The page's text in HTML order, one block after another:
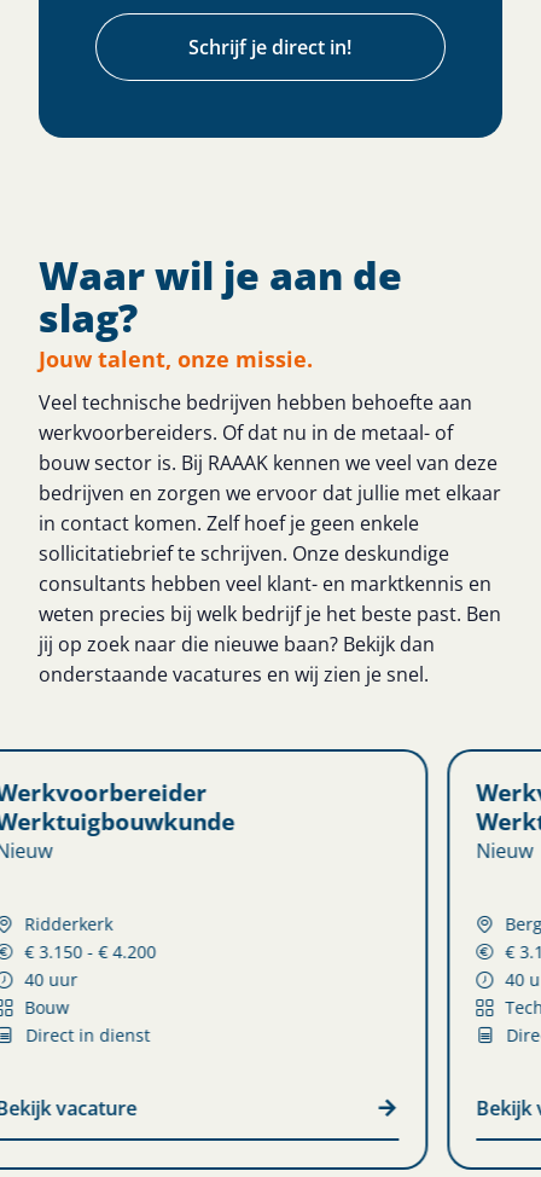
Schrijf je direct in!
Waar wil je aan de
slag?
Jouw talent, onze missie.
Veel technische bedrijven hebben behoefte aan
werkvoorbereiders. Of dat nu in de metaal- of
bouw sector is. Bij RAAAK kennen we veel van deze
bedrijven en zorgen we ervoor dat jullie met elkaar
in contact komen. Zelf hoef je geen enkele
sollicitatiebrief te schrijven. Onze deskundige
consultants hebben veel klant- en marktkennis en
weten precies bij welk bedrijf je het beste past. Ben
jij op zoek naar die nieuwe baan? Bekijk dan
onderstaande vacatures en wij zien je snel.
Werkvoorbereider
Werktuigbouwkunde
Bergen op Zoom
€ 3.150 - € 4.250
Direct in dienst
Bekijk vacature